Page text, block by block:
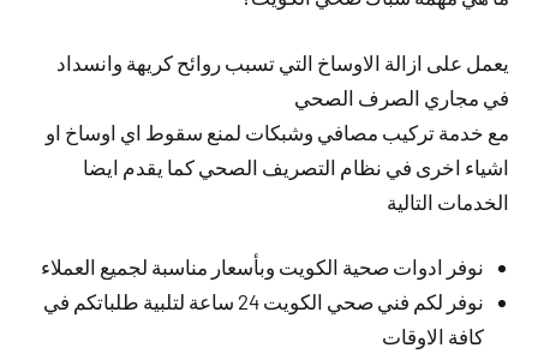
يعمل على ازالة الاوساخ التي تسبب روائح كريهة وانسداد
في مجاري الصرف الصحي
مع خدمة تركيب مصافي وشبكات لمنع سقوط اي اوساخ او
اشياء اخرى في نظام التصريف الصحي كما يقدم ايضا
الخدمات التالية
نوفر ادوات صحية الكويت وبأسعار مناسبة لجميع العملاء
نوفر لكم فني صحي الكويت 24 ساعة لتلبية طلباتكم في
كافة الاوقات